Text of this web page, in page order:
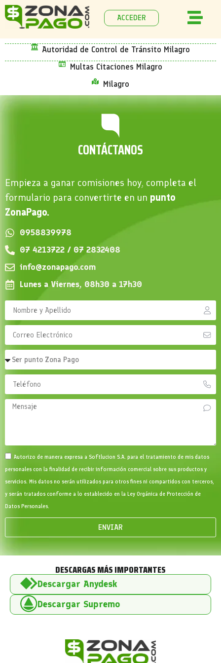
ACCEDER
Autoridad de Control de Tránsito Milagro
Multas Citaciones Milagro
Milagro
CONTÁCTANOS
Empieza a ganar comisiones hoy, completa el
formulario para convertirte en un punto
ZonaPago.
0958839978
07 4213722 / 07 2832408
info@zonapago.com
Lunes a Viernes, 08h30 a 17h30
Autorizo de manera expresa a Softlucion S.A. para el tratamiento de mis datos
personales con la finalidad de recibir información comercial sobre sus productos y
servicios. Mis datos no serán utilizados para otros fines ni compartidos con terceros,
y serán tratados conforme a lo establecido en la Ley Orgánica de Protección de
Datos Personales.
ENVIAR
DESCARGAS MÁS IMPORTANTES
Descargar Anydesk
Descargar Supremo